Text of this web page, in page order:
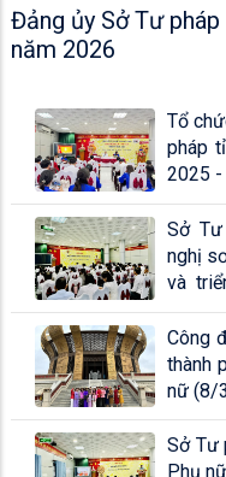
Đảng ủy Sở Tư
năm 2026
Tổ
pháp
2025
Sở
nghị
và
2024
Công
thành
nữ (8/
Sở Tư
Phụ